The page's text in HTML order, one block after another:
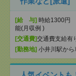
[給 与] 時給1300円
能(月収例 )
[交通費]交通費支給有
[勤務地] 小井川駅か